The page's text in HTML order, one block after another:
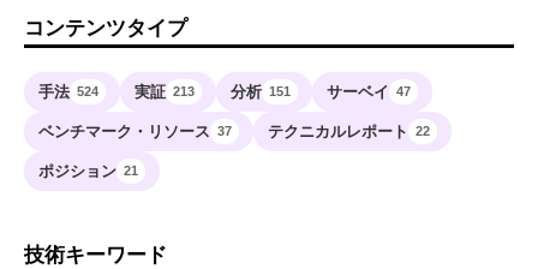
コンテンツタイプ
手法 524 実証 213 分析 151 サーベイ 47
ベンチマーク・リソース 37 テクニカルレポート 22
ポジション 21
技術キーワード